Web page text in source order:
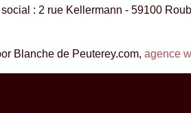
: 2 rue Kellermann - 59100
Blanche de Peuterey.com, agence